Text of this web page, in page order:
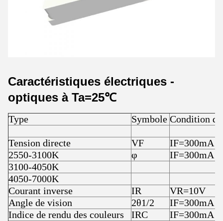
Caractéristiques électriques -
optiques à Ta=25℃
Type Symbole Condition
Tension directe VF
IF=300mA
2550-3100K
φ
IF=300mA
3100-4050K
4050-7000K
Courant inverse
IR
VR=10V
Angle de vision
2θ1/2
IF=300mA
Indice de rendu des couleurs
IRC
IF=300mA